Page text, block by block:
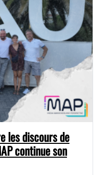
les discours de
continue son